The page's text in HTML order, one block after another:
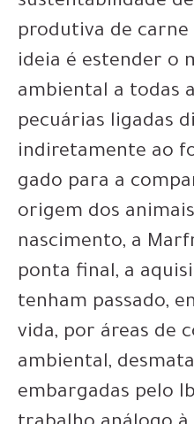
produtiva de carne
ideia é estender o
ambiental a todas
pecuárias ligadas
indiretamente ao
gado para a
origem dos
nascimento, a
ponta final, a
tenham passado,
vida, por áreas de
ambiental,
embargadas pelo